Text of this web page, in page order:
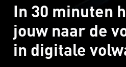
In 30 minuten
jouw naar de
in digitale